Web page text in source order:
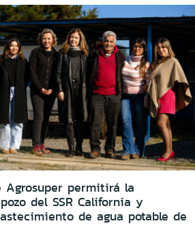
Agrosuper permitirá la
del SSR California y
de agua potable de